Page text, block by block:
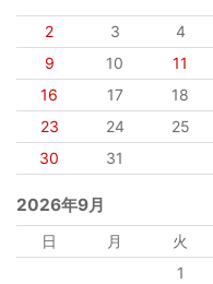
2
3 4
9
10 11
16
17 18
23
24 25
30
31
2026年9月
日 月 火
1